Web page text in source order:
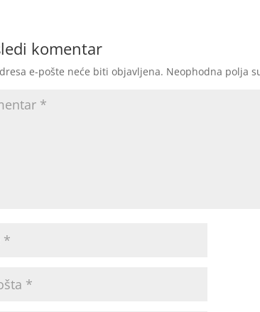
komentar
e-pošte neće biti objavljena. Neophodna polja